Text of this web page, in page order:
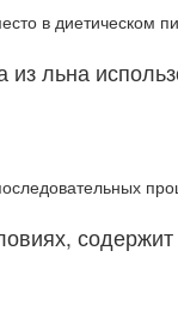
в диетическом
льна